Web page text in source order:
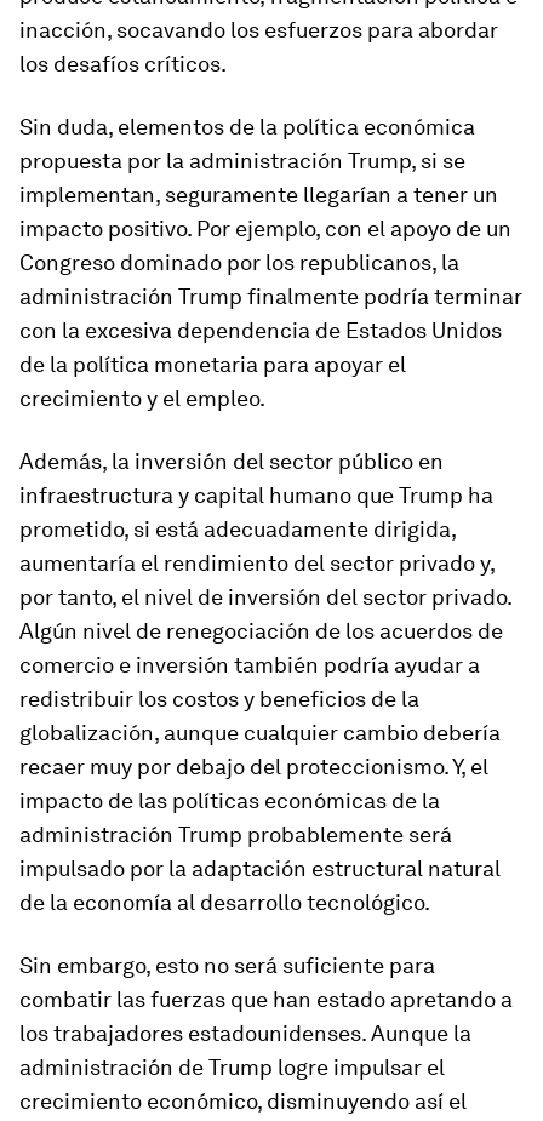
inacción, socavando los esfuerzos para abordar
los desafíos críticos.
Sin duda, elementos de la política económica
propuesta por la administración Trump, si se
implementan, seguramente llegarían a tener un
impacto positivo. Por ejemplo, con el apoyo de un
Congreso dominado por los republicanos, la
administración Trump finalmente podría terminar
con la excesiva dependencia de Estados Unidos
de la política monetaria para apoyar el
crecimiento y el empleo.
Además, la inversión del sector público en
infraestructura y capital humano que Trump ha
prometido, si está adecuadamente dirigida,
aumentaría el rendimiento del sector privado y,
por tanto, el nivel de inversión del sector privado.
Algún nivel de renegociación de los acuerdos de
comercio e inversión también podría ayudar a
redistribuir los costos y beneficios de la
globalización, aunque cualquier cambio debería
recaer muy por debajo del proteccionismo. Y, el
impacto de las políticas económicas de la
administración Trump probablemente será
impulsado por la adaptación estructural natural
de la economía al desarrollo tecnológico.
Sin embargo, esto no será suficiente para
combatir las fuerzas que han estado apretando a
los trabajadores estadounidenses. Aunque la
administración de Trump logre impulsar el
crecimiento económico, disminuyendo así el